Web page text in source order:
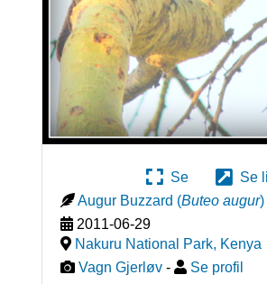
Se
Se
Augur Buzzard (Buteo augur)
2011-06-29
Nakuru National Park, Kenya
Vagn Gjerløv - Se profil